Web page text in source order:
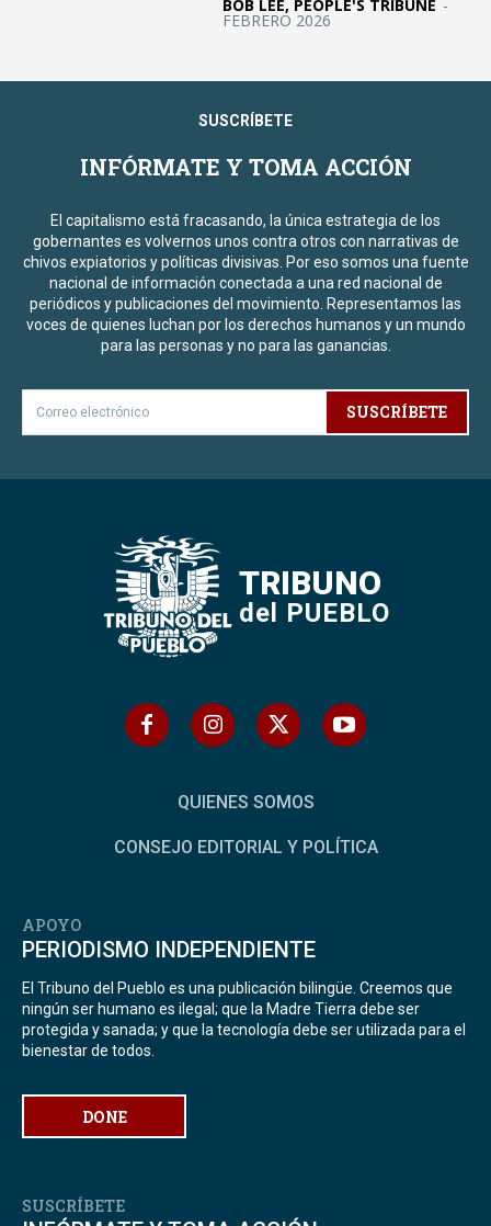
BOB LEE, PEOPLE'S TRIBUNE -
FEBRERO 2026
SUSCRÍBETE
INFÓRMATE Y TOMA ACCIÓN
El capitalismo está fracasando, la única estrategia de los
gobernantes es volvernos unos contra otros con narrativas de
chivos expiatorios y políticas divisivas. Por eso somos una fuente
nacional de información conectada a una red nacional de
periódicos y publicaciones del movimiento. Representamos las
voces de quienes luchan por los derechos humanos y un mundo
para las personas y no para las ganancias.
SUSCRÍBETE
TRIBUNO
del PUEBLO
QUIENES SOMOS
CONSEJO EDITORIAL Y POLÍTICA
APOYO
PERIODISMO INDEPENDIENTE
El Tribuno del Pueblo es una publicación bilingüe. Creemos que
ningún ser humano es ilegal; que la Madre Tierra debe ser
protegida y sanada; y que la tecnología debe ser utilizada para el
bienestar de todos.
DONE
SUSCRÍBETE